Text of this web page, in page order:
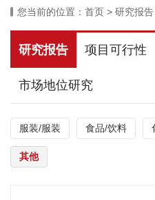
您当前的位置： 首页 > 研究报告
研究报告 项目可行性
市场地位研究
服装/服装 食品/饮料
其他